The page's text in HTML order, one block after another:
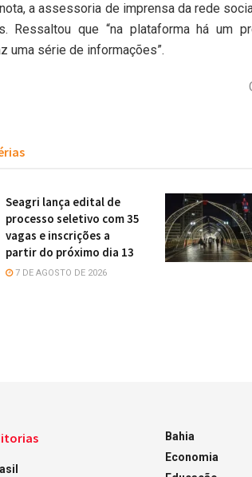
a assessoria de imprensa da rede
Ressaltou que “na plataforma há um
uma série de informações”.
Seagri lança edital de
processo seletivo com 35
vagas e inscrições a
partir do próximo dia 13
7 DE AGOSTO DE 2026
Bahia
Economia